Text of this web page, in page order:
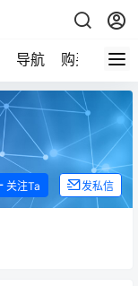
导航 购买
关注Ta 发私信